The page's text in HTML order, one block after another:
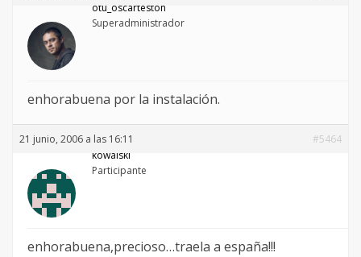
otu_oscarteston
Superadministrador
enhorabuena por la instalación.
21 junio, 2006 a las 16:11
#5464
kowalski
Participante
enhorabuena,precioso…traela a españa!!!